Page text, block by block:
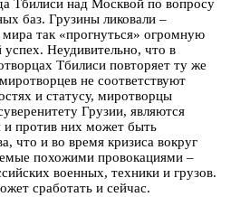
Тбилиси над Москвой по вопросу
баз. Грузины ликовали –
мира так «прогнуться» огромную
Неудивительно, что в
Тбилиси повторяет ту же
не соответствуют
и статусу, миротворцы
Грузии, являются
против них может быть
что и во время кризиса вокруг
похожими провокациями –
военных, техники и грузов.
сработать и сейчас.